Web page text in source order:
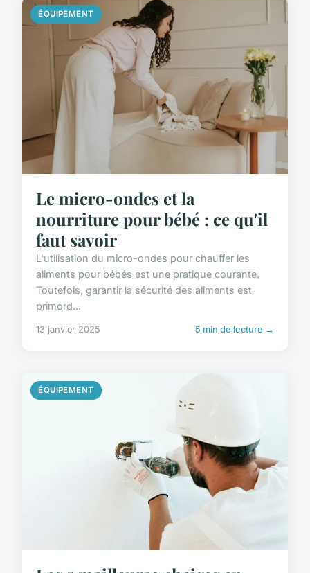
ÉQUIPEMENT
Le micro-ondes et la
nourriture pour bébé : ce qu'il
faut savoir
L'utilisation du micro-ondes pour chauffer les
aliments pour bébés est une pratique courante.
Toutefois, garantir la sécurité des aliments est
primord...
13 janvier 2025 5 min de lecture →
ÉQUIPEMENT